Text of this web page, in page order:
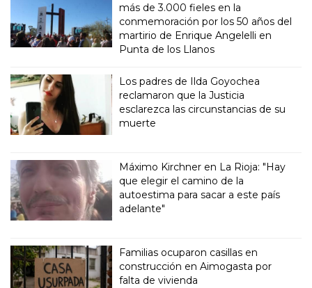
más de 3.000 fieles en la
conmemoración por los 50 años del
martirio de Enrique Angelelli en
Punta de los Llanos
Los padres de Ilda Goyochea
reclamaron que la Justicia
esclarezca las circunstancias de su
muerte
Máximo Kirchner en La Rioja: "Hay
que elegir el camino de la
autoestima para sacar a este país
adelante"
Familias ocuparon casillas en
construcción en Aimogasta por
falta de vivienda